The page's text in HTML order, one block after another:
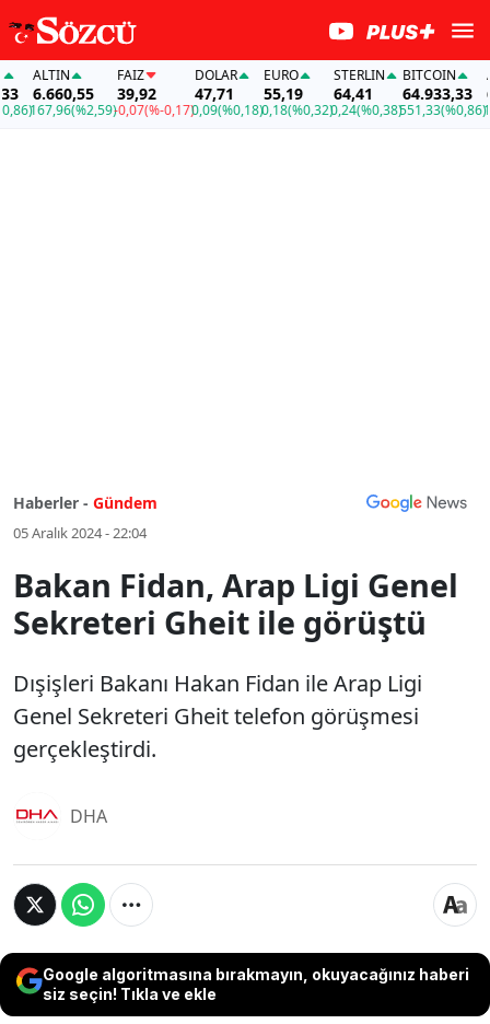
ALTIN
6.660,55
167,96(%2,59)
FAİZ
39,92
-0,07(%-0,17)
DOLAR
47,71
0,09(%0,18)
EURO
55,19
0,18(%0,32)
STERLIN
64,41
0,24(%0,38)
BITCOIN
64.933,33
551,33(%0,86)
Haberler - Gündem
05 Aralık 2024 - 22:04
Bakan Fidan, Arap Ligi Genel
Sekreteri Gheit ile görüştü
Dışişleri Bakanı Hakan Fidan ile Arap Ligi
Genel Sekreteri Gheit telefon görüşmesi
gerçekleştirdi.
DHA
Google algoritmasına bırakmayın, okuyacağınız haberi
siz seçin! Tıkla ve ekle